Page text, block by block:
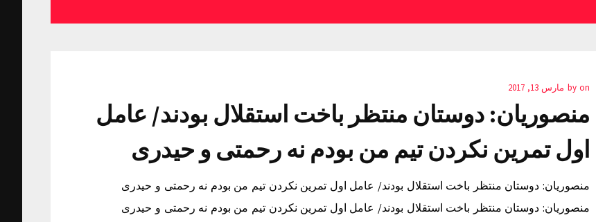
by on مارس 13, 2017
منصوریان: دوستان منتظر باخت استقلال بودند/ عامل
اول تمرین نکردن تیم من بودم نه رحمتی و حیدری
منصوریان: دوستان منتظر باخت استقلال بودند/ عامل اول تمرین نکردن تیم من بودم نه رحمتی و حیدری
منصوریان: دوستان منتظر باخت استقلال بودند/ عامل اول تمرین نکردن تیم من بودم نه رحمتی و حیدری